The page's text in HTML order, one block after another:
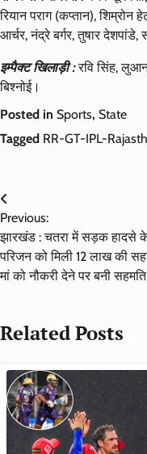
रियान पराग (कप्तान), शिम्रोन
आर्चर, नंद्रे बर्गर, तुषार देशपांडे,
इम्पैक्ट खिलाड़ी :रवि सिंह,
बिश्नोई।
Posted in Sports, State
Tagged RR-GT-IPL-
Post
navigation
Previous:
झारखंड : चतरा में सड़क हादसे
परिजन को मिली 12 लाख की
मां को नौकरी देने पर बनी सहमति
Related Posts